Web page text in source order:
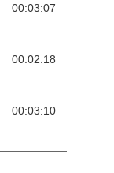
00:03:07
00:02:18
00:03:10